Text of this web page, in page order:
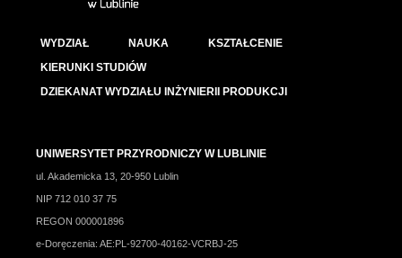
WYDZIAŁ NAUKA
KSZTAŁCENIE
KIERUNKI STUDIÓW
DZIEKANAT WYDZIAŁU INŻYNIERII PRODUKCJI
UNIWERSYTET PRZYRODNICZY W LUBLINIE
ul. Akademicka 13, 20-950 Lublin
NIP 712 010 37 75
REGON 000001896
e-Doręczenia: AE:PL-92700-40162-VCRBJ-25